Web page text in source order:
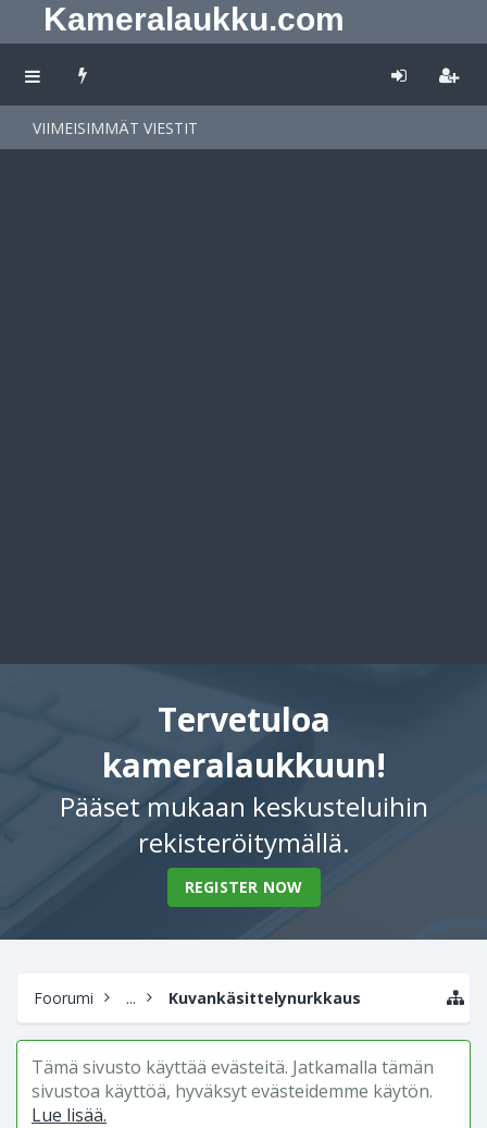
Kameralaukku.com
VIIMEISIMMÄT VIESTIT
Tervetuloa
kameralaukkuun!
Pääset mukaan keskusteluihin
rekisteröitymällä.
REGISTER NOW
Foorumi ... Kuvankäsittelynurkkaus
Tämä sivusto käyttää evästeitä. Jatkamalla tämän
sivustoa käyttöä, hyväksyt evästeidemme käytön.
Lue lisää.